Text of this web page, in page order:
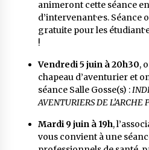
animeront cette séance
d’intervenant·e·s.
gratuite pour les
!
Vendredi 5 juin à 20h30,
chapeau d’aventurier et
séance Salle Gosse(s) :
AVENTURIERS DE L’ARCHE
Mardi 9 juin à 19h,
vous convient à une